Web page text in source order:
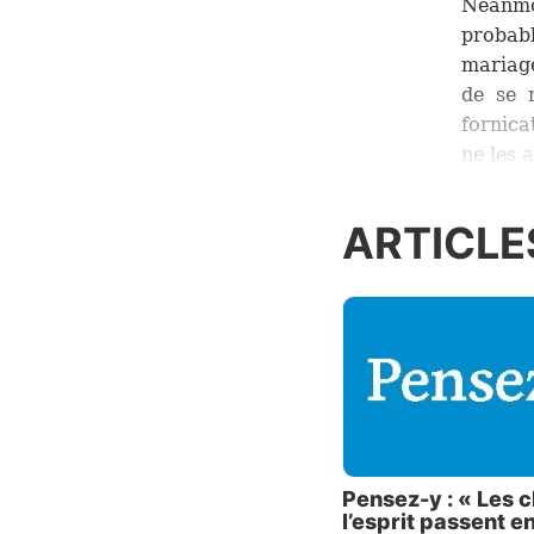
de se
ne les
Les
: « Si
De
Pensez-y : « Les
l’esprit passent